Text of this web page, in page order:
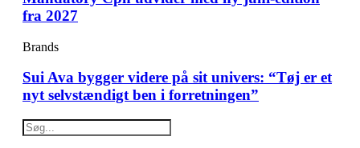
fra 2027
Brands
Sui Ava bygger videre på sit univers: “Tøj er et
nyt selvstændigt ben i forretningen”